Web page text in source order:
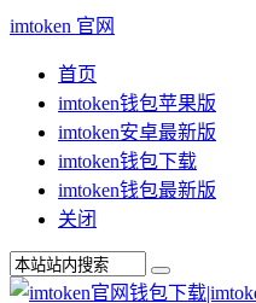
imtoken 官网
首页
imtoken钱包苹果版
imtoken安卓最新版
imtoken钱包下载
imtoken钱包最新版
关闭